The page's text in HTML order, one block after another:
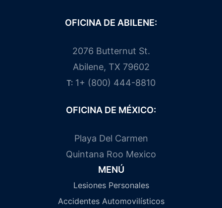
OFICINA DE ABILENE:
2076 Butternut St.
Abilene, TX 79602
T: 1+ (800) 444-8810
OFICINA DE MÉXICO:
Playa Del Carmen
Quintana Roo Mexico
MENÚ
Lesiones Personales
Accidentes Automovilísticos